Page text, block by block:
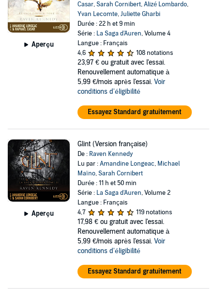
Aperçu
Casar,Sarah Cornibert,Alizé Lombardo,
Yvan Lecomte,Juliette Gharbi
Durée : 22 h et 9 min
Série : La Saga d'Auren, Volume 4
Langue : Français
4,6
108 notations
23,97 € ou gratuit avec l'essai.
Renouvellement automatique à
5,99 €/mois après l'essai. Voir
conditions d'éligibilité
Essayez Standard gratuitement
Aperçu
Glint (Version française)
De : Raven Kennedy
Lu par :Amandine Longeac, Michael
Maïno,Sarah Cornibert
Durée : 11 h et 50 min
Série : La Saga d'Auren, Volume 2
Langue : Français
4,7
119 notations
17,98 € ou gratuit avec l'essai.
Renouvellement automatique à
5,99 €/mois après l'essai. Voir
conditions d'éligibilité
Essayez Standard gratuitement